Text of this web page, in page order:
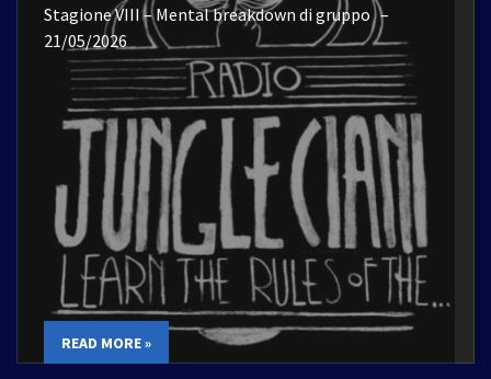
Stagione VIII – Mental breakdown di gruppo –
21/05/2026
READ MORE »